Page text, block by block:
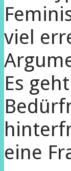
viel
Es
eine